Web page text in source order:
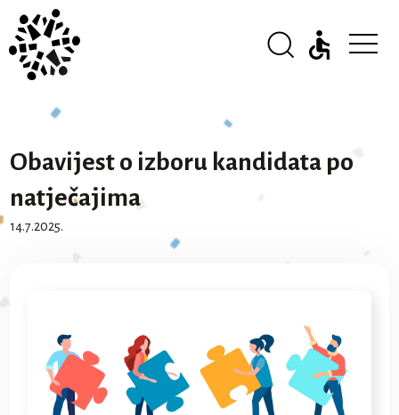
Obavijest o izboru kandidata po
natječajima
14.7.2025.